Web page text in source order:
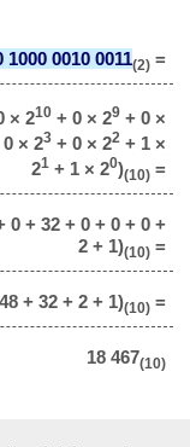
1000 0010 0011(2)=
× 210+ 0 × 29+ 0 ×
× 23+ 0 × 22+ 1 ×
21+ 1 × 20)(10)=
0 + 32 + 0 + 0 + 0 +
2 + 1)(10)=
+ 32 + 2 + 1)(10)=
18 467(10)